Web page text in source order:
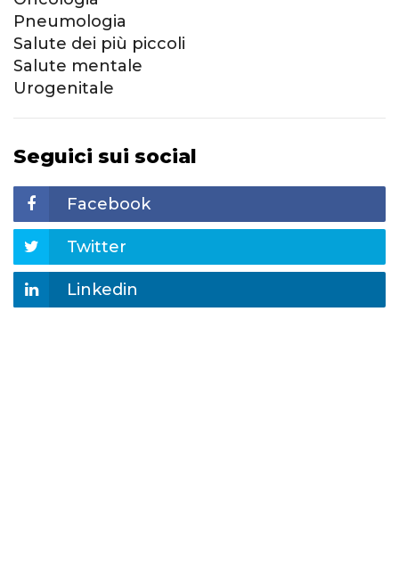
Pneumologia
Salute dei più piccoli
Salute mentale
Urogenitale
Seguici sui social
Facebook
Twitter
Linkedin